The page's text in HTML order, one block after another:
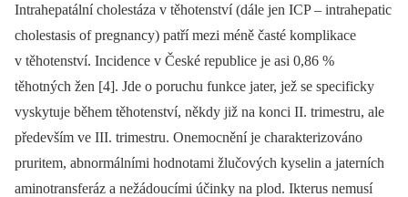
Intrahepatální cholestáza v těhotenství (dále jen ICP –⁠ intrahepatic
cholestasis of pregnancy) patří mezi méně časté komplikace
v těhotenství. Incidence v České republice je asi 0,86 %
těhotných žen [4]. Jde o poruchu funkce jater, jež se specificky
vyskytuje během těhotenství, někdy již na konci II. trimestru, ale
především ve III. trimestru. Onemocnění je charakterizováno
pruritem, abnormálními hodnotami žlučových kyselin a jaterních
aminotransferáz a nežádoucími účinky na plod. Ikterus nemusí